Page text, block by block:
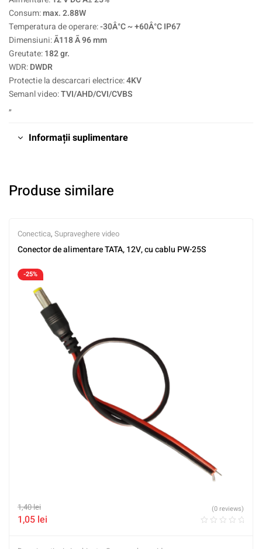
Consum:max. 2.88W
Temperatura de operare:-30Â°C ~ +60Â°C IP67
Dimensiuni:Ã118 Ã 96 mm
Greutate:182 gr.
WDR:DWDR
Protectie la descarcari electrice:4KV
Semanl video:TVI/AHD/CVI/CVBS
„
Informații suplimentare
Produse similare
Conectica, Supraveghere video
Conector de alimentare TATA, 12V, cu cablu PW-25S
-25%
1,40lei
1,05 lei
(0 reviews)